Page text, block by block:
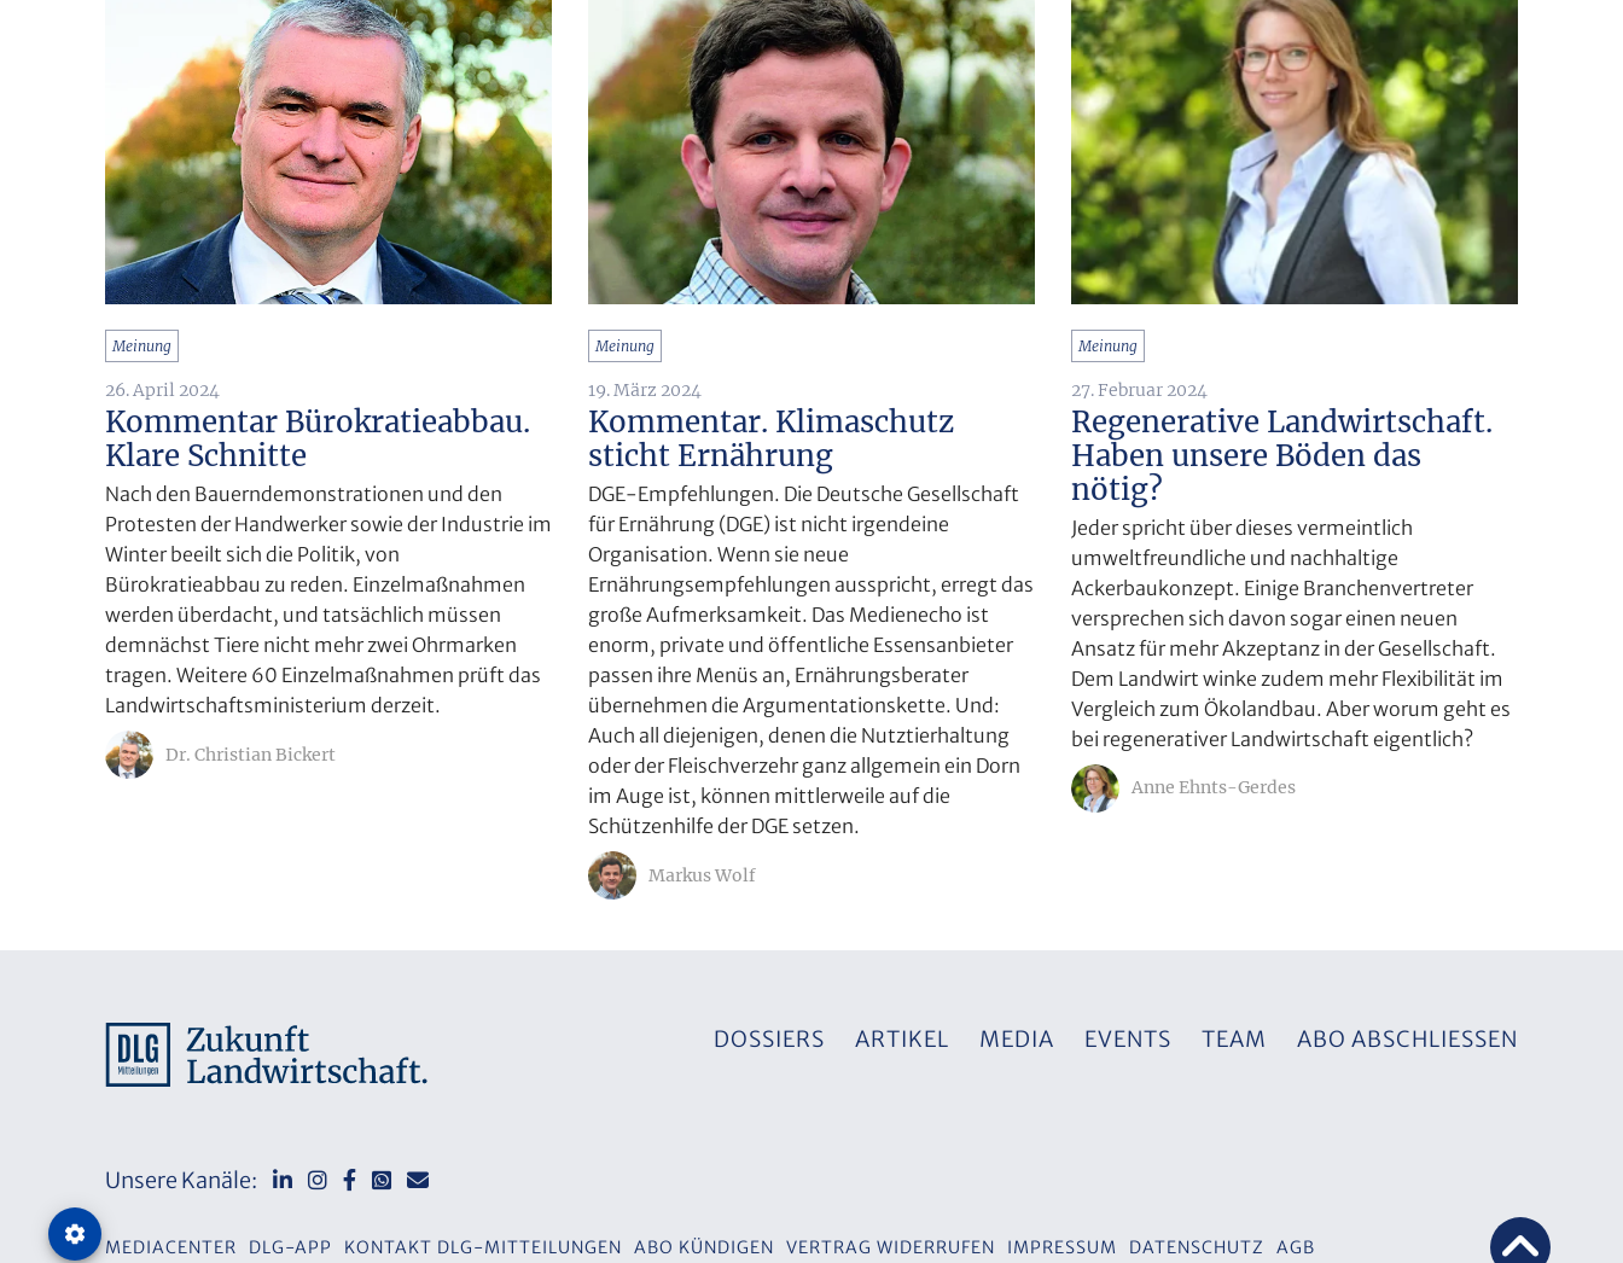
Meinung
26. April 2024
Kommentar Bürokratieabbau.
Klare Schnitte
Nach den Bauerndemonstrationen und den
Protesten der Handwerker sowie der Industrie im
Winter beeilt sich die Politik, von
Bürokratieabbau zu reden. Einzelmaßnahmen
werden überdacht, und tatsächlich müssen
demnächst Tiere nicht mehr zwei Ohrmarken
tragen. Weitere 60 Einzelmaßnahmen prüft das
Landwirtschaftsministerium derzeit.
Dr. Christian Bickert
Meinung
19. März 2024
Kommentar. Klimaschutz
sticht Ernährung
DGE-Empfehlungen. Die Deutsche Gesellschaft
für Ernährung (DGE) ist nicht irgendeine
Organisation. Wenn sie neue
Ernährungsempfehlungen ausspricht, erregt das
große Aufmerksamkeit. Das Medienecho ist
enorm, private und öffentliche Essensanbieter
passen ihre Menüs an, Ernährungsberater
übernehmen die Argumentationskette. Und:
Auch all diejenigen, denen die Nutztierhaltung
oder der Fleischverzehr ganz allgemein ein Dorn
im Auge ist, können mittlerweile auf die
Schützenhilfe der DGE setzen.
Markus Wolf
Meinung
27. Februar 2024
Regenerative Landwirtschaft.
Haben unsere Böden das
nötig?
Jeder spricht über dieses vermeintlich
umweltfreundliche und nachhaltige
Ackerbaukonzept. Einige Branchenvertreter
versprechen sich davon sogar einen neuen
Ansatz für mehr Akzeptanz in der Gesellschaft.
Dem Landwirt winke zudem mehr Flexibilität im
Vergleich zum Ökolandbau. Aber worum geht es
bei regenerativer Landwirtschaft eigentlich?
Anne Ehnts-Gerdes
DOSSIERS ARTIKEL MEDIA EVENTS TEAM ABO ABSCHLIESSEN
Unsere Kanäle:
MEDIACENTER DLG-APP KONTAKT DLG-MITTEILUNGEN ABO KÜNDIGEN VERTRAG WIDERRUFEN IMPRESSUM DATENSCHUTZ AGB